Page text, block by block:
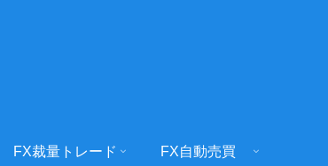
FX裁量トレード FX自動売買